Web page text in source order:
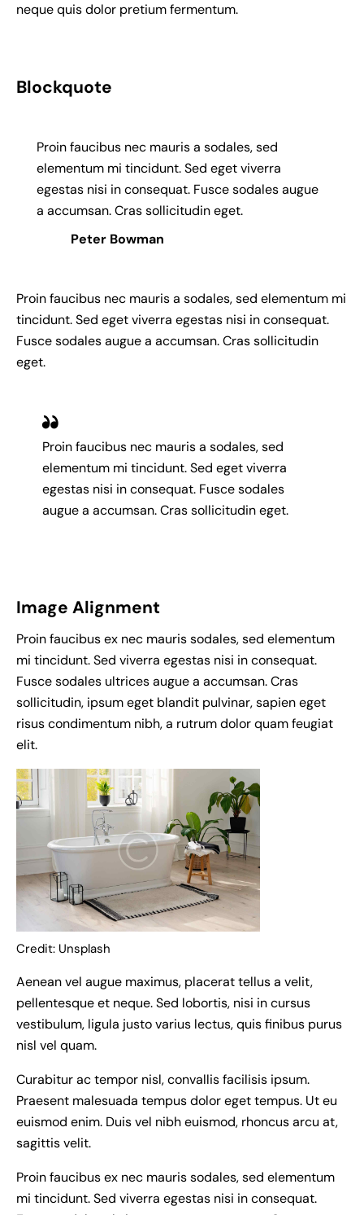
neque quis dolor pretium fermentum.
Blockquote
Proin faucibus nec mauris a sodales, sed
elementum mi tincidunt. Sed eget viverra
egestas nisi in consequat. Fusce sodales augue
a accumsan. Cras sollicitudin eget.
Peter Bowman
Proin faucibus nec mauris a sodales, sed elementum mi
tincidunt. Sed eget viverra egestas nisi in consequat.
Fusce sodales augue a accumsan. Cras sollicitudin
eget.
Proin faucibus nec mauris a sodales, sed
elementum mi tincidunt. Sed eget viverra
egestas nisi in consequat. Fusce sodales
augue a accumsan. Cras sollicitudin eget.
Image Alignment
Proin faucibus ex nec mauris sodales, sed elementum
mi tincidunt. Sed viverra egestas nisi in consequat.
Fusce sodales ultrices augue a accumsan. Cras
sollicitudin, ipsum eget blandit pulvinar, sapien eget
risus condimentum nibh, a rutrum dolor quam feugiat
elit.
Credit: Unsplash
Aenean vel augue maximus, placerat tellus a velit,
pellentesque et neque. Sed lobortis, nisi in cursus
vestibulum, ligula justo varius lectus, quis finibus purus
nisl vel quam.
Curabitur ac tempor nisl, convallis facilisis ipsum.
Praesent malesuada tempus dolor eget tempus. Ut eu
euismod enim. Duis vel nibh euismod, rhoncus arcu at,
sagittis velit.
Proin faucibus ex nec mauris sodales, sed elementum
mi tincidunt. Sed viverra egestas nisi in consequat.